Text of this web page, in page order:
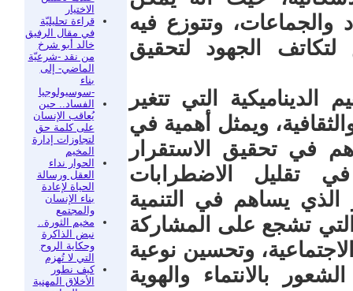
الاختيار
قراءة تحليليّة
في مقال الرفيق
خالد أبو شرخ
من نقد -شرعيّة
الماضي- إلى
بناء
-سوسيولوجيا
الفساد.. حين
يُعاقب الإنسان
على كلمة حق
لتجاوزات إدارة
المخيم
الحوار نداء
العقل ورسالة
الحياة لإعادة
بناء الإنسان
والمجتمع
مخيم الثورة..
نبض الذاكرة
وحكاية الروح
التي لا تُهزم
كيف نطور
الأخلاق المهنية
والجماعات، وتتوزع فيه
الجهود لتحقيق
الديناميكية التي تتغير
ويمثل أهمية في
في تحقيق الاستقرار
تقليل الاضطرابات
الذي يساهم في التنمية
التي تشجع على المشاركة
وتحسين نوعية
بالانتماء والهوية